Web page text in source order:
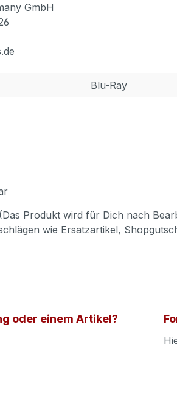
GmbH
Blu-Ray
Produkt wird für Dich nach
wie Ersatzartikel,
oder einem Artikel?